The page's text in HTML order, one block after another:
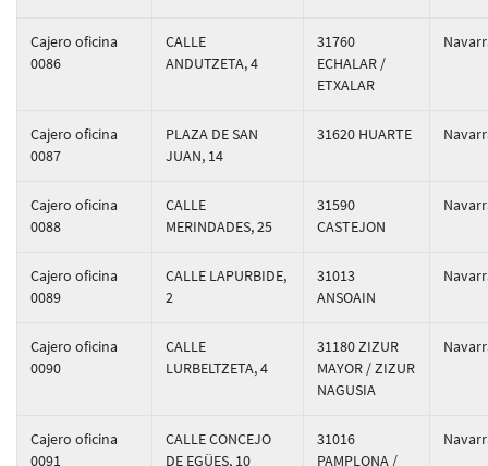
Cajero oficina
0086
CALLE
ANDUTZETA, 4
31760
ECHALAR /
ETXALAR
Cajero oficina
0087
PLAZA DE SAN
JUAN, 14
31620 HUARTE
Cajero oficina
0088
CALLE
MERINDADES, 25
31590
CASTEJON
Cajero oficina
0089
CALLE LAPURBIDE,
2
31013
ANSOAIN
Cajero oficina
0090
CALLE
LURBELTZETA, 4
31180 ZIZUR
MAYOR / ZIZUR
NAGUSIA
Cajero oficina
0091
CALLE CONCEJO
DE EGÜES, 10
31016
PAMPLONA /